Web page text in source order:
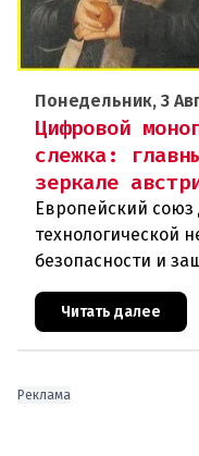
Понедельник, 3
Цифровой
слежка:
зеркале
Европейский
технологической
безопасности и
последние
Брюсселя
Читать далее
Реклама